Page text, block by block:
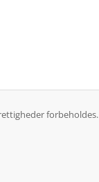
forbeholdes.